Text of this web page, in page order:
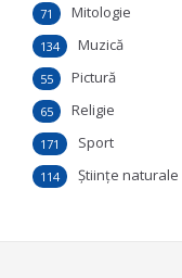
Mitologie
71
Muzică
134
Pictură
55
Religie
65
Sport
171
Ştiinţe naturale
114